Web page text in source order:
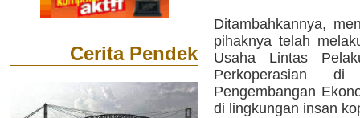
Cerita Pendek
Ditambahkannya,
pihaknya telah
Usaha Lintas
Perkoperasian
Pengembangan
di lingkungan insan